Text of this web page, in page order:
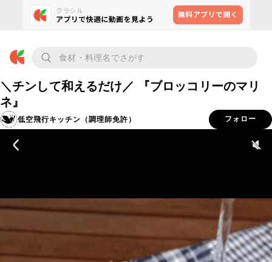
＼チンして和えるだけ／ 『ブロッコリーのマリ
ネ』
低空飛行キッチン（調理師免許） フォロー